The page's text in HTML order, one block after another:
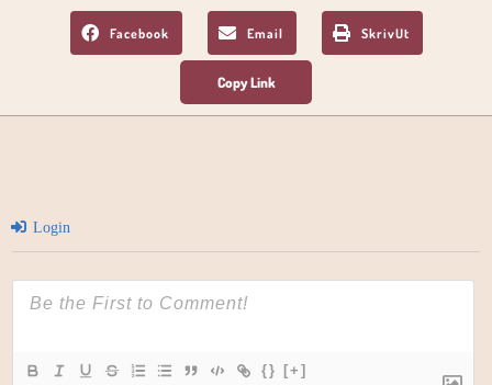
Facebook Email SkrivUt
Login
{} [+]